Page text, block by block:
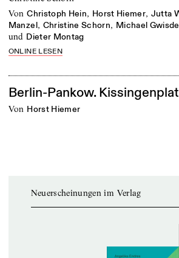
von Christoph Hein, Horst Hiemer, Jutta
Manzel, Christine Schorn, Michael
und Dieter Montag
ONLINE LESEN
Berlin-Pankow.
von Horst Hiemer
Neuerscheinungen im Verlag